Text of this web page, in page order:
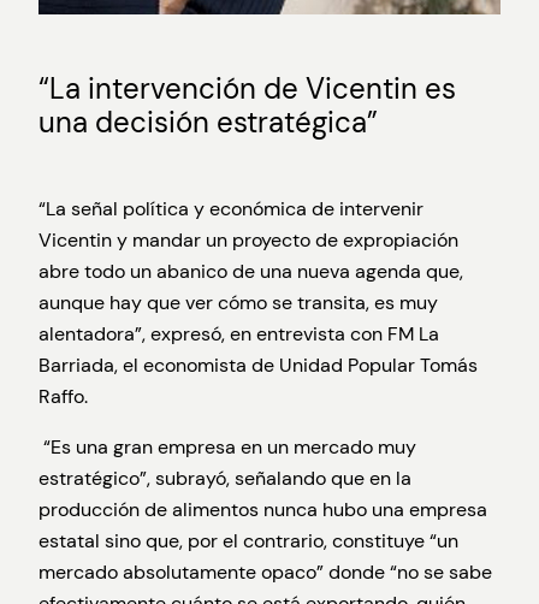
“La intervención de Vicentin es
una decisión estratégica”
“La señal política y económica de intervenir
Vicentin y mandar un proyecto de expropiación
abre todo un abanico de una nueva agenda que,
aunque hay que ver cómo se transita, es muy
alentadora”, expresó, en entrevista con FM La
Barriada, el economista de Unidad Popular Tomás
Raffo.
“Es una gran empresa en un mercado muy
estratégico”, subrayó, señalando que en la
producción de alimentos nunca hubo una empresa
estatal sino que, por el contrario, constituye “un
mercado absolutamente opaco” donde “no se sabe